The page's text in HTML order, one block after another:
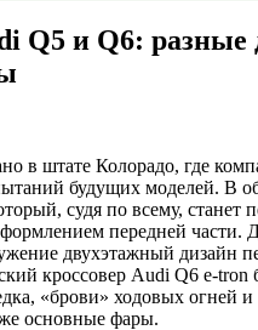
Q5 и Q6: разные
в штате Колорадо, где
будущих моделей. В
судя по всему, станет
передней части.
двухэтажный дизайн
кроссовер Audi Q6 e-tron
«брови» ходовых огней и
основные фары.